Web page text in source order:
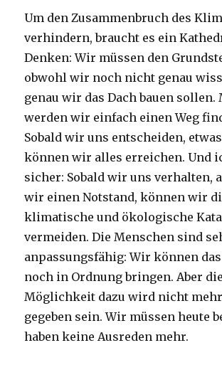
Um den Zusammenbruch des
verhindern, braucht es ein
Denken: Wir müssen den
obwohl wir noch nicht genau
genau wir das Dach bauen sollen.
werden wir einfach einen Weg
Sobald wir uns entscheiden,
können wir alles erreichen. Und
sicher: Sobald wir uns verhalten,
wir einen Notstand, können wir
klimatische und ökologische
vermeiden. Die Menschen sind
anpassungsfähig: Wir können
noch in Ordnung bringen. Aber die
Möglichkeit dazu wird nicht
gegeben sein. Wir müssen heute
haben keine Ausreden mehr.